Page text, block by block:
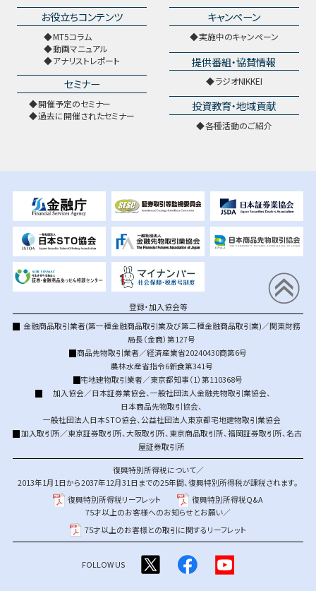
お役立ちコンテンツ
MT5コラム
動画マニュアル
アナリストレポート
セミナー
開催予定のセミナー
過去に開催されたセミナー
キャンペーン
実施中のキャンペーン
提供番組・協賛情報
ラジオNIKKEI
投資教育・地域貢献
各種活動のご紹介
登録・加入協会等
金融商品取引業者(第一種金融商品取引業及び第二種金融商品取引業)／関東財務
局長（金商）第127号
商品先物取引業者／経済産業省20240430商第6号
農林水産省指令6新食第341号
宅地建物取引業者／東京都知事（1）第110368号
加入協会／日本証券業協会、一般社団法人金融先物取引業協会、
日本商品先物取引協会、
一般社団法人日本STO協会、公益社団法人東京都宅地建物取引業協会
加入取引所／東京証券取引所、大阪取引所、 東京商品取引所、福岡証券取引所、名古
屋証券取引所
復興特別所得税について／
2013年1月1日から2037年12月31日までの25年間、復興特別所得税が課税されます。
復興特別所得税リーフレット
復興特別所得税Q&A
75才以上のお客様へのお知らせとお願い／
75才以上のお客様との取引に関するリーフレット
FOLLOW US